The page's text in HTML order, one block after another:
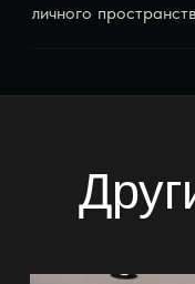
личного